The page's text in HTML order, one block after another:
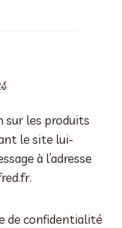
les produits
le site lui-
à l’adresse
de confidentialité